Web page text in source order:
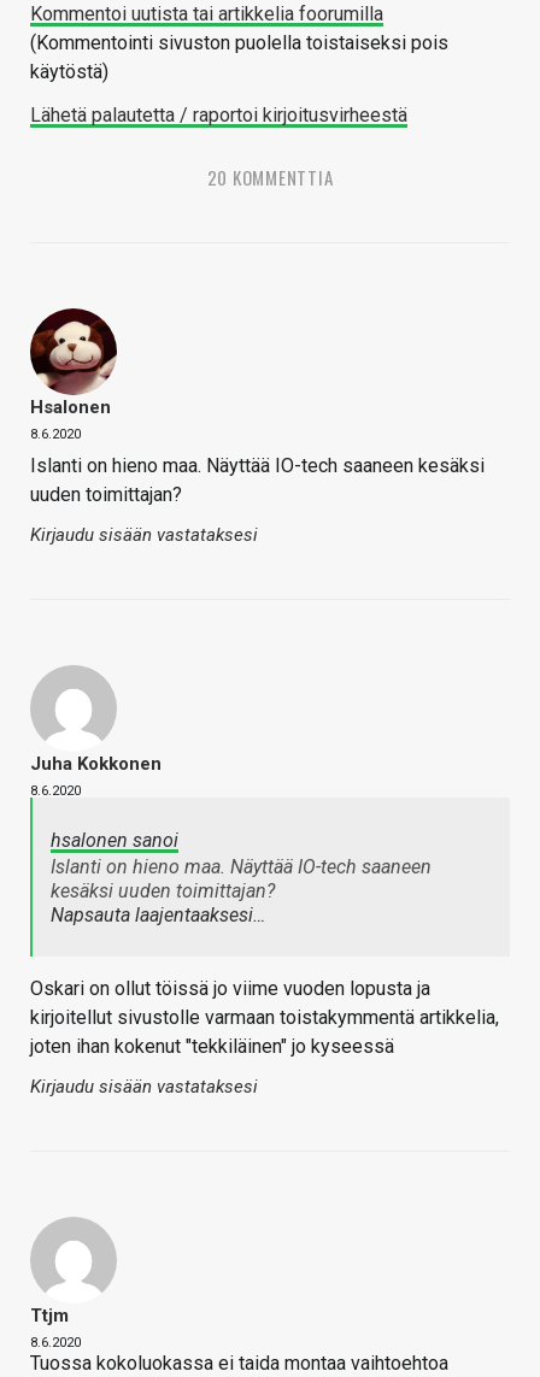
Kommentoi uutista tai artikkelia foorumilla
(Kommentointi sivuston puolella toistaiseksi pois
käytöstä)
Lähetä palautetta / raportoi kirjoitusvirheestä
20 KOMMENTTIA
Hsalonen
8.6.2020
Islanti on hieno maa. Näyttää IO-tech saaneen kesäksi
uuden toimittajan?
Kirjaudu sisään vastataksesi
Juha Kokkonen
8.6.2020
hsalonen sanoi
Islanti on hieno maa. Näyttää IO-tech saaneen
kesäksi uuden toimittajan?
Napsauta laajentaaksesi…
Oskari on ollut töissä jo viime vuoden lopusta ja
kirjoitellut sivustolle varmaan toistakymmentä artikkelia,
joten ihan kokenut "tekkiläinen" jo kyseessä
Kirjaudu sisään vastataksesi
Ttjm
8.6.2020
Tuossa kokoluokassa ei taida montaa vaihtoehtoa